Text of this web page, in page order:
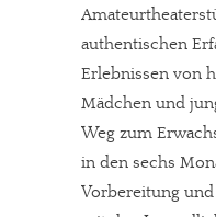
authentischen
Erlebnissen von
Mädchen und
Weg zum
in den sechs
Vorbereitung